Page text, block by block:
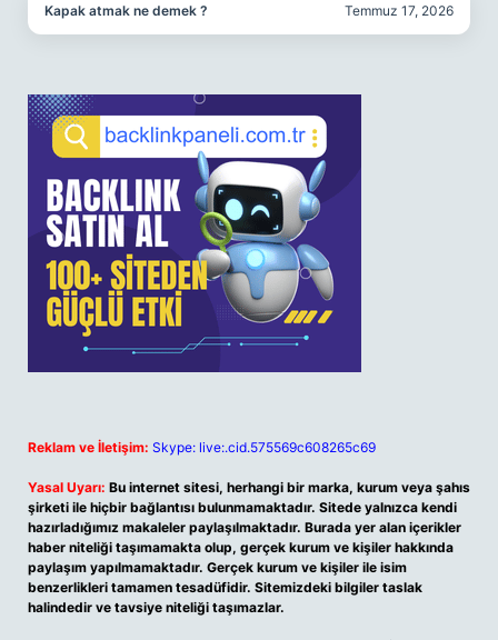
Kapak atmak ne demek ? Temmuz 17, 2026
Reklam ve İletişim: Skype: live:.cid.575569c608265c69
Yasal Uyarı: Bu internet sitesi, herhangi bir marka, kurum veya şahıs
şirketi ile hiçbir bağlantısı bulunmamaktadır. Sitede yalnızca kendi
hazırladığımız makaleler paylaşılmaktadır. Burada yer alan içerikler
haber niteliği taşımamakta olup, gerçek kurum ve kişiler hakkında
paylaşım yapılmamaktadır. Gerçek kurum ve kişiler ile isim
benzerlikleri tamamen tesadüfidir. Sitemizdeki bilgiler taslak
halindedir ve tavsiye niteliği taşımazlar.